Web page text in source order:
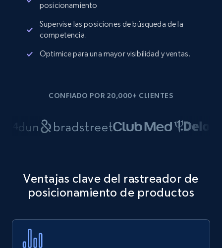
posicionamiento
Supervise las posiciones de búsqueda de la
competencia.
Optimice para una mayor visibilidad y ventas.
CONFIADO POR 20,000+ CLIENTES
Ventajas clave del rastreador de
posicionamiento de productos